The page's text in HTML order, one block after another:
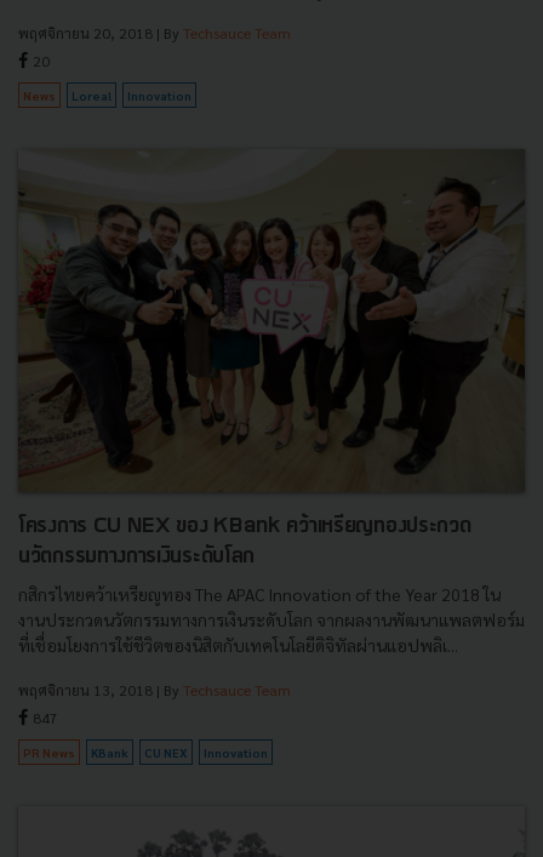
พฤศจิกายน 20, 2018 | By Techsauce Team
20
News Loreal Innovation
โครงการ CU NEX ของ KBank คว้าเหรียญทองประกวด
นวัตกรรมทางการเงินระดับโลก
กสิกรไทยคว้าเหรียญทอง The APAC Innovation of the Year 2018 ใน
งานประกวดนวัตกรรมทางการเงินระดับโลก จากผลงานพัฒนาแพลตฟอร์ม
ที่เชื่อมโยงการใช้ชีวิตของนิสิตกับเทคโนโลยีดิจิทัลผ่านแอปพลิเ...
พฤศจิกายน 13, 2018 | By Techsauce Team
847
PR News KBank CU NEX Innovation